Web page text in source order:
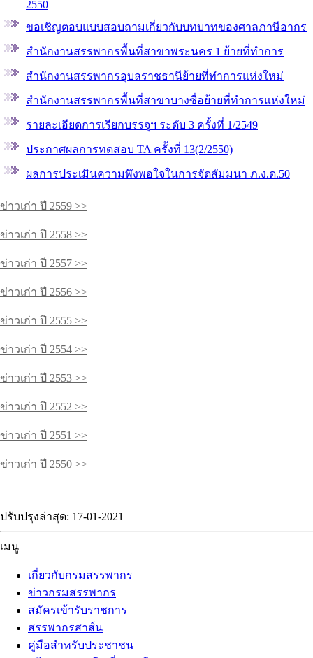
2550
ขอเชิญตอบแบบสอบถามเกี่ยวกับบทบาทของศาลภาษีอากร
สำนักงานสรรพากรพื้นที่สาขาพระนคร 1 ย้ายที่ทำการ
สำนักงานสรรพากรอุบลราชธานีย้ายที่ทำการแห่งใหม่
สำนักงานสรรพากรพื้นที่สาขาบางซื่อย้ายที่ทำการแห่งใหม่
รายละเอียดการเรียกบรรจุฯ ระดับ 3 ครั้งที่ 1/2549
ประกาศผลการทดสอบ TA ครั้งที่ 13(2/2550)
ผลการประเมินความพึงพอใจในการจัดสัมมนา ภ.ง.ด.50
ข่าวเก่า ปี 2559 >>
ข่าวเก่า ปี 2558 >>
ข่าวเก่า ปี 2557 >>
ข่าวเก่า ปี 2556 >>
ข่าวเก่า ปี 2555 >>
ข่าวเก่า ปี 2554 >>
ข่าวเก่า ปี 2553 >>
ข่าวเก่า ปี 2552 >>
ข่าวเก่า ปี 2551 >>
ข่าวเก่า ปี 2550 >>
ปรับปรุงล่าสุด: 17-01-2021
เมนู
เกี่ยวกับกรมสรรพากร
ข่าวกรมสรรพากร
สมัครเข้ารับราชการ
สรรพากรสาส์น
คู่มือสำหรับประชาชน